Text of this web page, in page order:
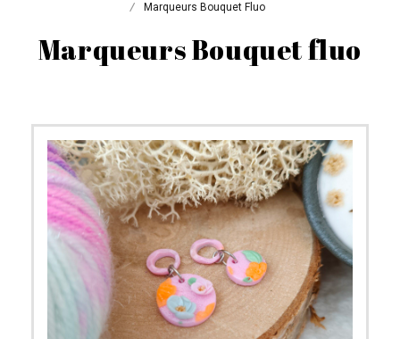
Marqueurs Bouquet Fluo
Marqueurs Bouquet fluo